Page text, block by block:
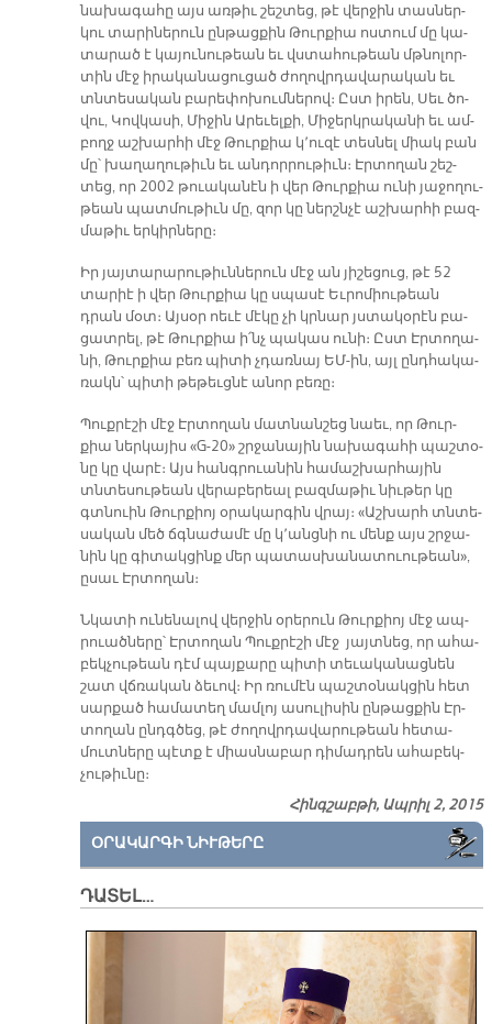
նա­խա­գա­հը այս առ­թիւ շեշ­տեց, թէ վեր­ջին տաս­ներ­
կու տա­րի­նե­րուն ըն­թաց­քին Թուր­քիա ոս­տում մը կա­
տա­րած է կա­յու­նու­թեան եւ վստա­հու­թեան մթնո­լոր­
տին մէջ ի­րա­կա­նա­ցու­ցած ժո­ղովր­դա­վա­րա­կան եւ
տնտե­սա­կան բարե­փո­խում­նե­րով։ Ըստ ի­րեն, Սեւ ծո­
վու, Կով­կա­սի, Մի­ջին Ա­րե­ւել­քի, Մի­ջերկ­րա­կա­նի եւ ամ­
բողջ աշ­խար­հի մէջ Թուր­քիա կ՚ու­զէ տես­նել միակ բան
մը՝ խա­ղա­ղու­թիւն եւ ան­դոր­րու­թիւն։ Էր­տո­ղան շեշ­
տեց, որ 2002 թուա­կա­նէն ի վեր Թուր­քիա ու­նի յա­ջո­ղու­
թեան պատ­մու­թիւն մը, զոր կը ներշն­չէ աշ­խար­հի բազ­
մա­թիւ եր­կիր­նե­րը։
Իր յայ­տա­րա­րու­թիւն­նե­րուն մէջ ան յի­շե­ցուց, թէ 52
տա­րիէ ի վեր Թուր­քիա կը սպա­սէ Եւ­րո­միու­թեան
դրան մօտ։ Այ­սօր ոե­ւէ մէ­կը չի կրնար յստա­կօ­րէն բա­
ցատ­րել, թէ Թուր­քիա ի՛նչ պա­կաս ու­նի։ Ըստ Էր­տո­ղա­
նի, Թուր­քիա բեռ պի­տի չդառ­նայ ԵՄ-ին, այլ ընդ­հա­կա­
ռակն՝ պի­տի թե­թեւց­նէ ա­նոր բե­ռը։
Պուք­րէ­շի մէջ Էր­տո­ղան մատ­նան­շեց նաեւ, որ Թուր­
քիա ներ­կա­յիս «G-20» շրջա­նա­յին նա­խա­գա­հի պաշ­տօ­
նը կը վա­րէ։ Այս հանգ­րուա­նին հա­մաշ­խար­հա­յին
տնտե­սու­թեան վե­րա­բե­րեալ բազ­մա­թիւ նիւ­թեր կը
գտնուին Թուր­քիոյ օ­րա­կար­գին վրայ։ «Աշ­խարհ տնտե­
սա­կան մեծ ճգնա­ժա­մէ մը կ՚անց­նի ու մենք այս շրջա­
նին կը գի­տակ­ցինք մեր պա­տաս­խա­նա­տուու­թեան»,
ը­սաւ Էր­տո­ղան։
Նկա­տի ու­նե­նա­լով վեր­ջին օ­րե­րուն Թուր­քիոյ մէջ ապ­
րուած­նե­րը՝ Էր­տո­ղան Պուք­րէ­շի մէջ յայտ­նեց, որ ա­հա­
բեկ­չու­թեան դէմ պայ­քա­րը պի­տի տե­ւա­կա­նաց­նեն
շատ վճռա­կան ձե­ւով։ Իր ռու­մէն պաշ­տօ­նակ­ցին հետ
սար­քած հա­մա­տեղ մամ­լոյ ա­սու­լի­սին ըն­թաց­քին Էր­
տո­ղան ընդգ­ծեց, թէ ժո­ղովր­դա­վա­րու­թեան հե­տա­
մուտ­նե­րը պէտք է միաս­նա­բար դի­մադ­րեն ա­հա­բեկ­
չու­թիւնը։
Հինգշաբթի, Ապրիլ 2, 2015
ՕՐԱԿԱՐԳԻ ՆԻՒԹԵՐԸ
ԴԱՏԵԼ…